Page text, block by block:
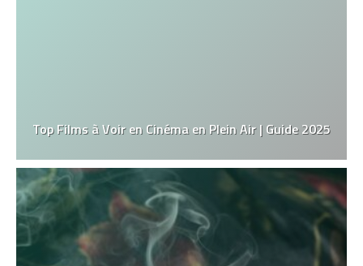
Top Films à Voir en Cinéma en Plein Air | Guide 2025